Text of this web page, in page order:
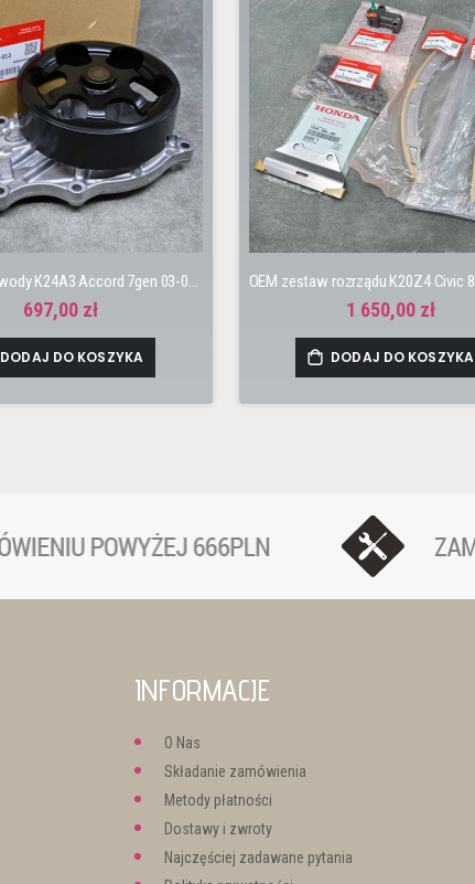
OEM pompa wody K24A3 Accord 7gen 03-08 K20Z4 Civic 8gen 06-11 TypeR FN2
697,00 zł
DODAJ DO KOSZYKA
1 650,00 zł
DODAJ DO KOSZYKA
INFORMACJE
O Nas
Składanie zamówienia
Metody płatności
Dostawy i zwroty
Najczęściej zadawane pytania